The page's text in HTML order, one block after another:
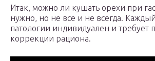
Итак, можно ли кушать орехи при
нужно, но не все и не всегда.
патологии индивидуален и требует
коррекции рациона.